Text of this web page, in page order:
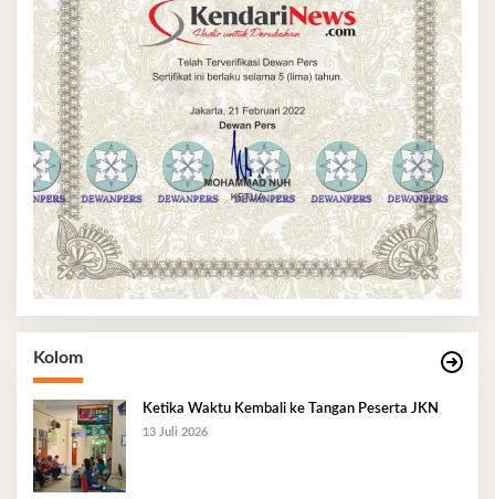
Kolom
Ketika Waktu Kembali ke Tangan Peserta JKN
13 Juli 2026